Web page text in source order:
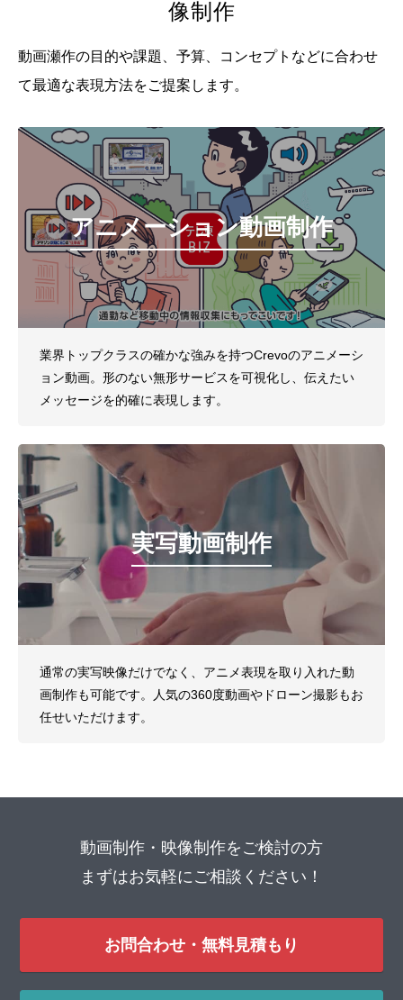
像制作
動画瀬作の目的や課題、予算、コンセプトなどに合わせ
て最適な表現方法をご提案します。
アニメーション動画制作
業界トップクラスの確かな強みを持つCrevoのアニメーシ
ョン動画。形のない無形サービスを可視化し、伝えたい
メッセージを的確に表現します。
実写動画制作
通常の実写映像だけでなく、アニメ表現を取り入れた動
画制作も可能です。人気の360度動画やドローン撮影もお
任せいただけます。
動画制作・映像制作をご検討の方
まずはお気軽にご相談ください！
お問合わせ・無料見積もり